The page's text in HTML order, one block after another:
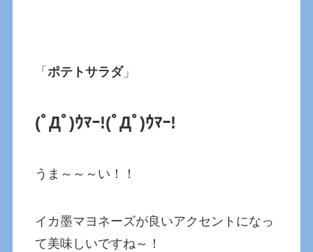
「ポテトサラダ」
(ﾟДﾟ)ｳﾏｰ!(ﾟДﾟ)ｳﾏｰ!
うま～～～い！！
イカ墨マヨネーズが良いアクセントになっ
て美味しいですね～！